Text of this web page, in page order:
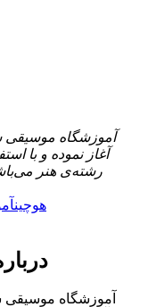
آغاز نموده و با
رشته‌ی هنر
هوچین